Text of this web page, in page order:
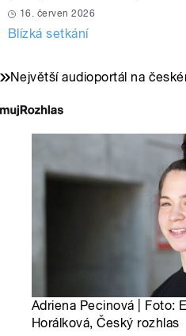
16. červen 2026
Blízká setkání
Největší audioportál na
Adriena Pecinová | Foto:
Horálková, Český rozhlas